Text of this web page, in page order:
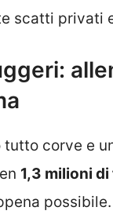
scatti privati
tutto corve e
1,3 milioni